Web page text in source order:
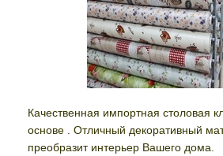
Качественная импортная столовая
основе . Отличный декоративный
преобразит интерьер Вашего дома.